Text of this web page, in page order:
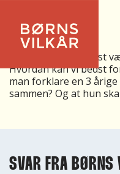
OVERVEJER AT
Hvordan kan vi bedst
Hvordan kan vi bedst
man forklare en 3
sammen? Og at hun
SVAR FRA BØRNS